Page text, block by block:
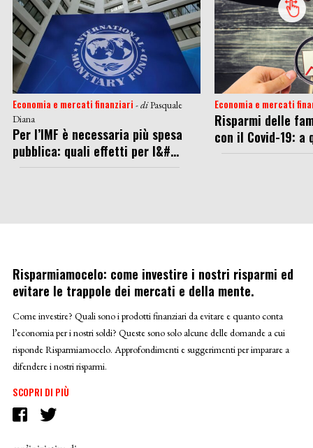
Economia e mercati finanziari - diPasquale
Diana
Per l’IMF è necessaria più spesa
pubblica: quali effetti per l&#...
Economia e mercati
Risparmi delle
con il Covid-19: a
Risparmiamocelo: come investire i nostri risparmi ed
evitare le trappole dei mercati e della mente.
Come investire? Quali sono i prodotti finanziari da evitare e quanto conta
l’economia per i nostri soldi? Queste sono solo alcune delle domande a cui
risponde Risparmiamocelo. Approfondimenti e suggerimenti per imparare a
difendere i nostri risparmi.
SCOPRI DI PIÙ